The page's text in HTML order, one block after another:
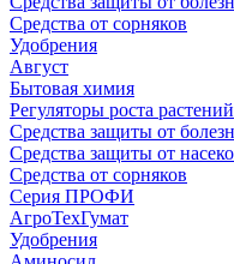
Средства от сорняков
Удобрения
Август
Бытовая химия
Регуляторы роста растений
Средства защиты от
Средства защиты от
Средства от сорняков
Серия ПРОФИ
АгроТехГумат
Удобрения